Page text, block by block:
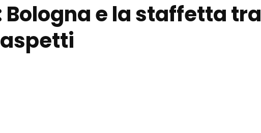
Bologna e la staffetta tra